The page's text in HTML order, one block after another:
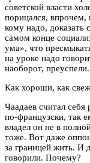
советской власти
порицался, впрочем,
кому надо,
самом конце
ума», что
на уроке надо
наоборот, преуспели.
Как хороши, как
Чаадаев считал
по-французски, так
владел он не в
тоже. Вот даже
за границей жить. И
говорили. Почему?